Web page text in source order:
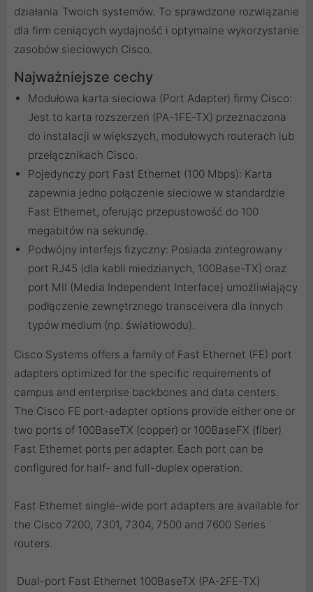
działania Twoich systemów. To sprawdzone rozwiązanie
dla firm ceniących wydajność i optymalne wykorzystanie
zasobów sieciowych Cisco.
Najważniejsze cechy
Modułowa karta sieciowa (Port Adapter) firmy Cisco:
Jest to karta rozszerzeń (PA-1FE-TX) przeznaczona
do instalacji w większych, modułowych routerach lub
przełącznikach Cisco.
Pojedynczy port Fast Ethernet (100 Mbps): Karta
zapewnia jedno połączenie sieciowe w standardzie
Fast Ethernet, oferując przepustowość do 100
megabitów na sekundę.
Podwójny interfejs fizyczny: Posiada zintegrowany
port RJ45 (dla kabli miedzianych, 100Base-TX) oraz
port MII (Media Independent Interface) umożliwiający
podłączenie zewnętrznego transceivera dla innych
typów medium (np. światłowodu).
Cisco Systems offers a family of Fast Ethernet (FE) port
adapters optimized for the specific requirements of
campus and enterprise backbones and data centers.
The Cisco FE port-adapter options provide either one or
two ports of 100BaseTX (copper) or 100BaseFX (fiber)
Fast Ethernet ports per adapter. Each port can be
configured for half- and full-duplex operation.
Fast Ethernet single-wide port adapters are available for
the Cisco 7200, 7301, 7304, 7500 and 7600 Series
routers.
 Dual-port Fast Ethernet 100BaseTX (PA-2FE-TX)